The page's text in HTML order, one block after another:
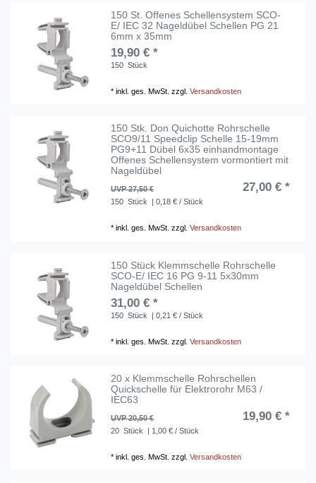
150 St. Offenes Schellensystem SCO-
E/ IEC 32 Nageldübel Schellen PG 21
6mm x 35mm
19,90 € *
150 Stück
*inkl. ges. MwSt. zzgl.Versandkosten
150 Stk. Don Quichotte Rohrschelle
SCO9/11 Speedclip Schelle 15-19mm
PG9+11 Dübel 6x35 einhandmontage
Offenes Schellensystem vormontiert mit
Nageldübel
UVP 27,50 € 27,00 € *
150 Stück | 0,18 € / Stück
*inkl. ges. MwSt. zzgl.Versandkosten
150 Stück Klemmschelle Rohrschelle
SCO-E/ IEC 16 PG 9-11 5x30mm
Nageldübel Schellen
31,00 € *
150 Stück | 0,21 € / Stück
*inkl. ges. MwSt. zzgl.Versandkosten
20 x Klemmschelle Rohrschellen
Quickschelle für Elektrorohr M63 /
IEC63
UVP 20,50 € 19,90 € *
20 Stück | 1,00 € / Stück
*inkl. ges. MwSt. zzgl.Versandkosten